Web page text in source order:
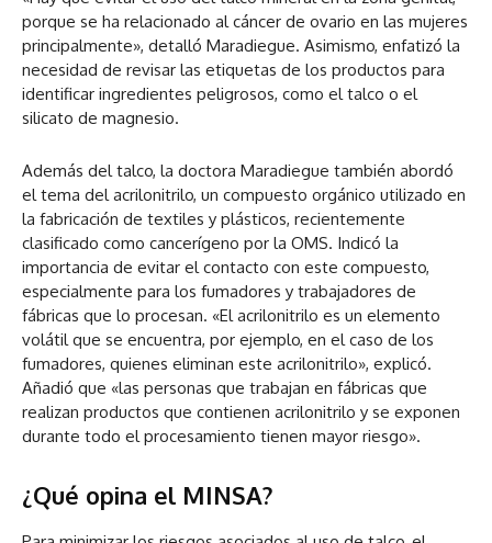
porque se ha relacionado al cáncer de ovario en las mujeres
principalmente», detalló Maradiegue. Asimismo, enfatizó la
necesidad de revisar las etiquetas de los productos para
identificar ingredientes peligrosos, como el talco o el
silicato de magnesio.
Además del talco, la doctora Maradiegue también abordó
el tema del acrilonitrilo, un compuesto orgánico utilizado en
la fabricación de textiles y plásticos, recientemente
clasificado como cancerígeno por la OMS. Indicó la
importancia de evitar el contacto con este compuesto,
especialmente para los fumadores y trabajadores de
fábricas que lo procesan. «El acrilonitrilo es un elemento
volátil que se encuentra, por ejemplo, en el caso de los
fumadores, quienes eliminan este acrilonitrilo», explicó.
Añadió que «las personas que trabajan en fábricas que
realizan productos que contienen acrilonitrilo y se exponen
durante todo el procesamiento tienen mayor riesgo».
¿Qué opina el MINSA?